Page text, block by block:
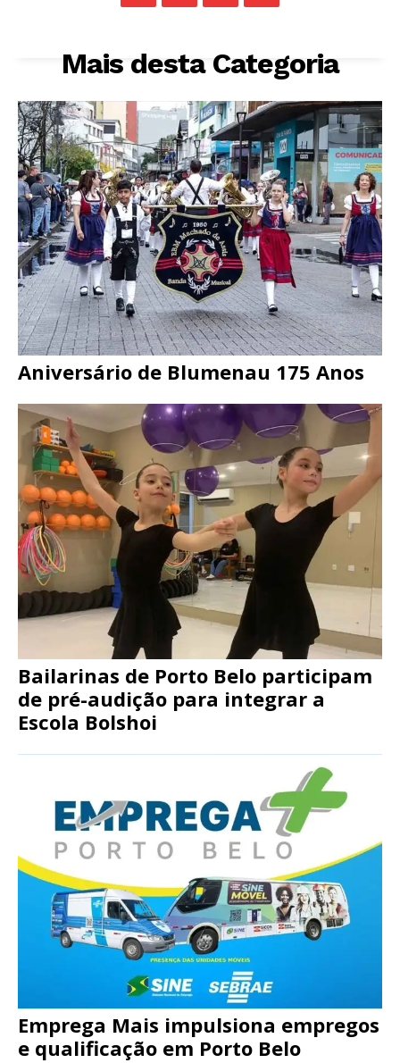
Mais desta Categoria
Aniversário de Blumenau 175 Anos
Bailarinas de Porto Belo participam
de pré-audição para integrar a
Escola Bolshoi
Emprega Mais impulsiona empregos
e qualificação em Porto Belo